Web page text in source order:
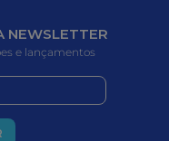
NEWSLETTER
e lançamentos